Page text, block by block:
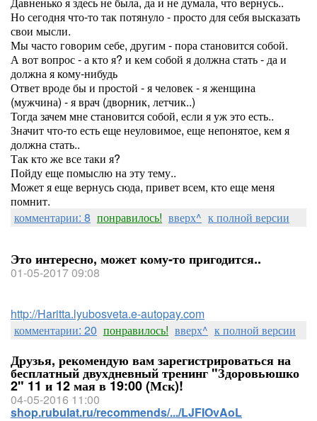
Но сегодня что-то так потянуло - просто для себя высказать
свои мысли.
Мы часто говорим себе, другим - пора становится собой.
А вот вопрос - а кто я? и кем собой я должна стать - да и
должна я кому-нибудь
Ответ вроде бы и простой - я человек - я женщина
(мужчина) - я врач (дворник, летчик..)
Тогда зачем мне становится собой, если я уж это есть..
Значит что-то есть еще неуловимое, еще непонятое, кем я
должна стать..
Так кто же все таки я?
Пойду еще помыслю на эту тему..
Может я еще вернусь сюда, привет всем, кто еще меня
помнит.
комментарии: 8 понравилось! вверх^ к полной версии
Это интересно, может кому-то пригодится..
01-05-2017 09:08
http://Haritta.lyubosveta.e-autopay.com
комментарии: 20 понравилось! вверх^ к полной версии
Друзья, рекомендую вам зарегистрироваться на
бесплатный двухдневный тренинг "Здоровьюшко
2" 11 и 12 мая в 19:00 (Мск)!
04-05-2016 11:00
shop.rubulat.ru/recommends/.../LJFIOvAoL